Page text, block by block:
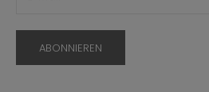
ABONNIEREN